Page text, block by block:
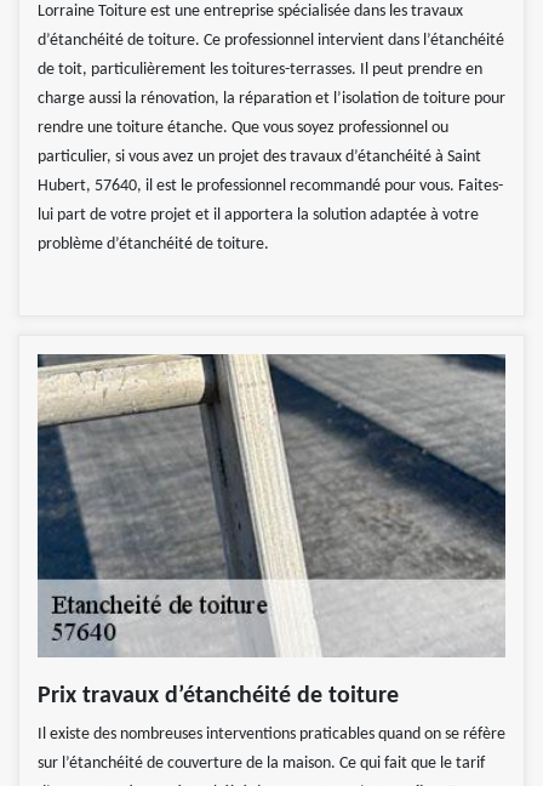
Lorraine Toiture est une entreprise spécialisée dans les travaux
d’étanchéité de toiture. Ce professionnel intervient dans l’étanchéité
de toit, particulièrement les toitures-terrasses. Il peut prendre en
charge aussi la rénovation, la réparation et l’isolation de toiture pour
rendre une toiture étanche. Que vous soyez professionnel ou
particulier, si vous avez un projet des travaux d’étanchéité à Saint
Hubert, 57640, il est le professionnel recommandé pour vous. Faites-
lui part de votre projet et il apportera la solution adaptée à votre
problème d’étanchéité de toiture.
Prix travaux d’étanchéité de toiture
Il existe des nombreuses interventions praticables quand on se réfère
sur l’étanchéité de couverture de la maison. Ce qui fait que le tarif